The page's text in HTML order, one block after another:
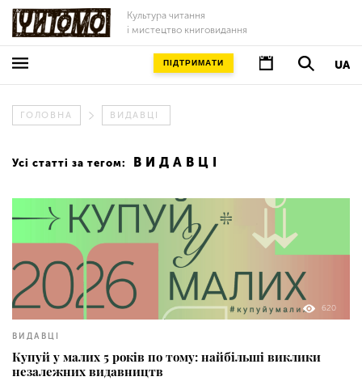
Культура читання
і мистецтво книговидання
UA
ПІДТРИМАТИ
ГОЛОВНА ВИДАВЦІ
Усі статті за тегом: ВИДАВЦІ
620
ВИДАВЦІ
Купуй у малих 5 років по тому: найбільші виклики
незалежних видавництв